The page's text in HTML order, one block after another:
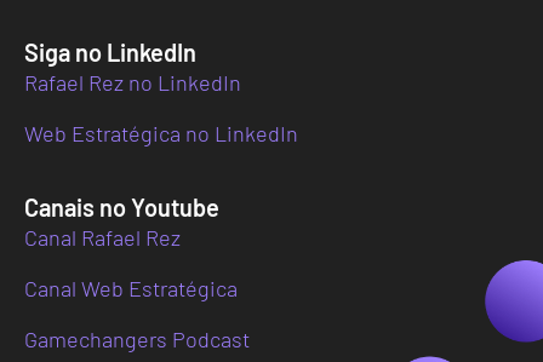
Siga no LinkedIn
Rafael Rez no LinkedIn
Web Estratégica no LinkedIn
Canais no Youtube
Canal Rafael Rez
Canal Web Estratégica
Gamechangers Podcast